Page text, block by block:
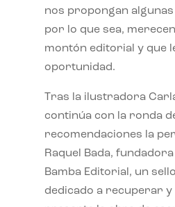
nos propongan
por lo que sea,
montón editorial y que
oportunidad.
Tras la ilustradora
continúa con la ronda
recomendaciones la
Raquel Bada,
Bamba Editorial, un
dedicado a recuperar y